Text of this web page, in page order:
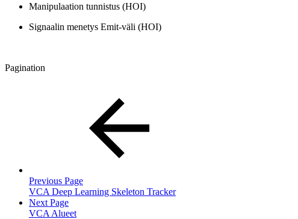
Manipulaation tunnistus (HOI)
Signaalin menetys Emit-väli (HOI)
Pagination
Previous Page
VCA Deep Learning Skeleton Tracker
Next Page
VCA Alueet